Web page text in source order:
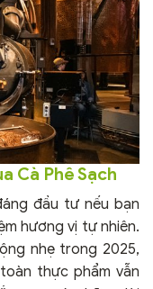
Cà Phê Sạch
đầu tư nếu bạn
hương vị tự nhiên.
nhẹ trong 2025,
thực phẩm vẫn